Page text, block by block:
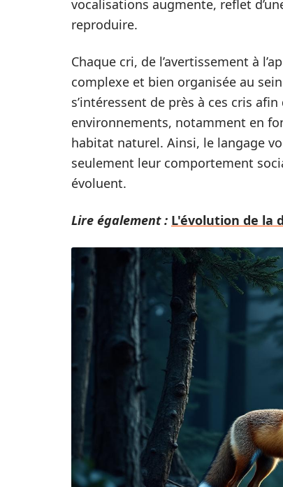
vocalisations augmente, reflet
reproduire.
Chaque cri, de l’avertissement à
complexe et bien organisée au
s’intéressent de près à ces cris
environnements, notamment en
habitat naturel. Ainsi, le langage
seulement leur comportement
évoluent.
Lire également : L'évolution de la